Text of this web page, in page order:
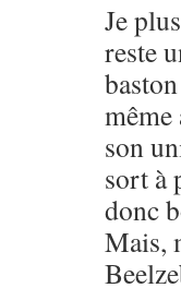
Je
reste
son
sort à
donc
Mais,